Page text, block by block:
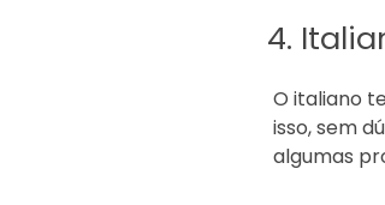
4.
O italiano
isso, sem
algumas